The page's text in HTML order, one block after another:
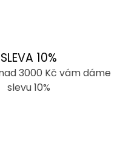
SLEVA 10%
3000 Kč vám dáme
slevu 10%